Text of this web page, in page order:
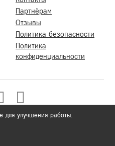
Партнёрам
Отзывы
Политика безопасности
Политика
конфиденциальности
для улучшения работы.